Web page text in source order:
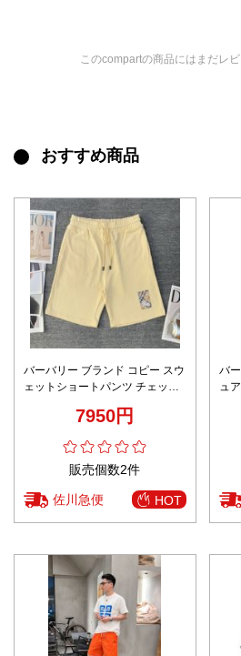
このcompartの商品にはまだレ
おすすめ商品
バーバリー ブランド コピー スウ
ェットショートパンツ チェック
7950円
販売個数2件
佐川急便 HOT
バ
ュ